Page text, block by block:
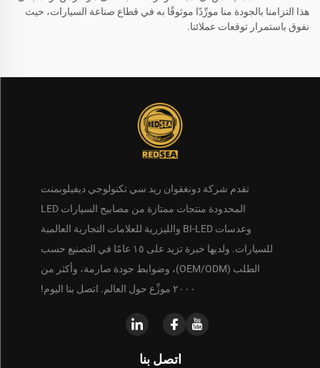
هذا التزامنا بالجودة منا مورِّدًا موثوقًا به في قطاع صناعة السيارات، حيث
نفوق باستمرار توقعات عملائنا.
تقدم شركة دونغقوان ريد سي تكنولوجي ديفيلوبمنت
المحدودة منتجات ممتازة من مصابيح السيارات LED
وعدسات BI-LED والليزرية للعلامات التجارية العالمية
للسيارات. ولديها خبرة تزيد على ١٥ عامًا في التصنيع حسب
الطلب (OEM/ODM)، وضوابط جودة صارمة، وأكثر من
٢٠٠٠ موزِّع حول العالم. اتصل بنا اليوم!
اتصل بنا